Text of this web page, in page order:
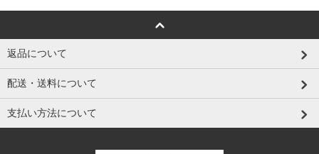
返品について
配送・送料について
支払い方法について